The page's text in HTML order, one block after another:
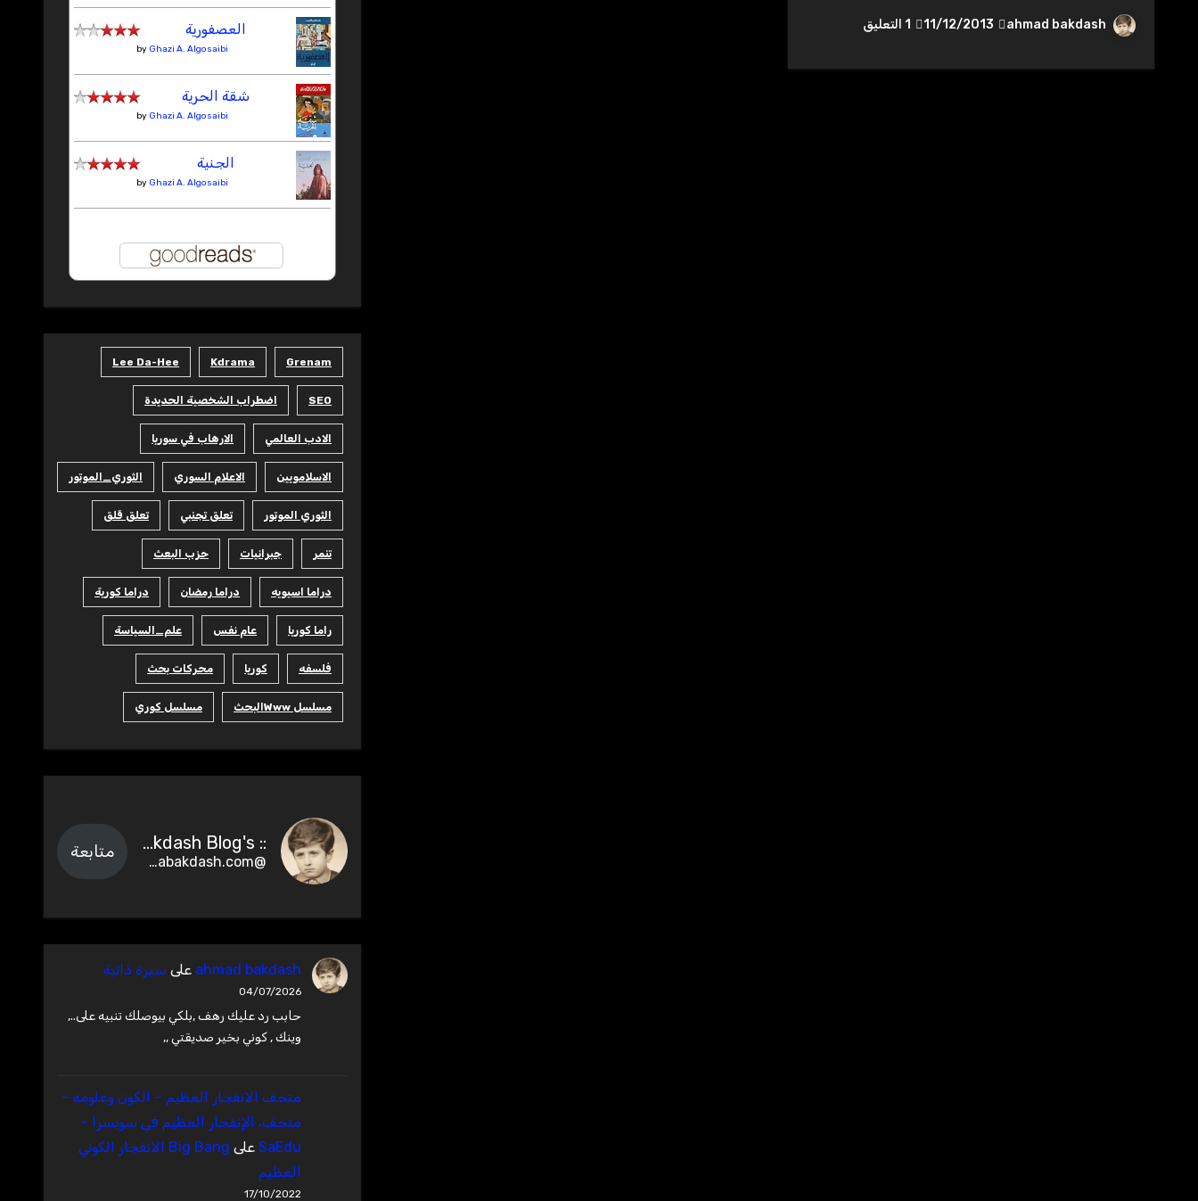
ahmad bakdash
11/12/2013 1 التعليق العصفورية
by Ghazi A. Algosaibi
شقة الحرية
by Ghazi A. Algosaibi
الجنية
by Ghazi A. Algosaibi
Grenam
Kdrama
Lee Da-Hee
SEO اضطراب الشخصية الحديدة
الادب العالمي الارهاب في سوريا
الاسلامويين الاعلام السوري الثوري_الموتور
الثوري الموتور تعلق تجنبي تعلق قلق
تنمر جبرانيات حزب البعث
دراما اسيويه دراما رمضان دراما كورية
راما كوريا عام نفس علم_السياسة
فلسفه كوريا محركات بحث
مسلسل Wwwالبحث مسلسل كوري
:: Ahmad Bakdash Blog's ::
@abakdash.com@abakdash.com
متابعة
ahmad bakdash على سيرة ذاتية
04/07/2026
حابب رد عليك رهف ,بلكي بيوصلك تنبيه على..,
وينك , كوني بخير صديقتي ,,
متحف الانفجار العظيم – ‫الكون وعلومه –
متحف، الإنفجار العظيم في سويسرا –
SaEdu على
Big Bang الانفجار الكوني
العظيم
17/10/2022